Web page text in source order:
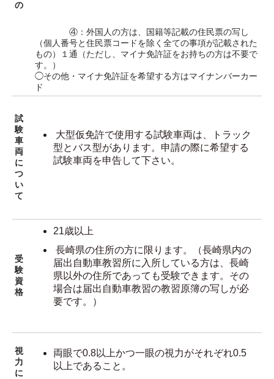
の
④：外国人の方は、国籍等記載の住民票の写し
（個人番号と住民票コードを除く全ての事項が記載された
もの）１通（ただし、マイナ免許証をお持ちの方は不要で
す。）
◯その他・マイナ免許証を希望する方はマイナンバーカー
ド
試
験
車
両
に
つ
い
て
大型仮免許で使用する試験車両は、トラック
型とバス型があります。申請の際に希望する
試験車両を申告して下さい。
受
験
資
格
21歳以上
長崎県の住所の方に限ります。（長崎県内の
届出自動車教習所に入所している方は、長崎
県以外の住所であっても受験できます。その
場合は届出自動車教習の教習原簿の写しが必
要です。）
視
力
に
両眼で0.8以上かつ一眼の視力がそれぞれ0.5
以上であること。